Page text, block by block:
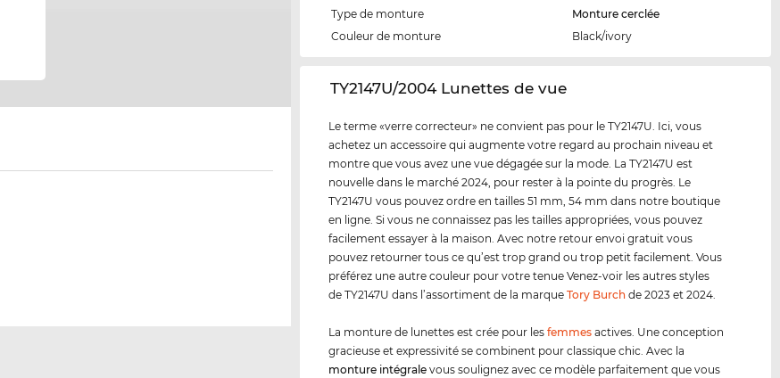
Type de monture
Monture cerclée
Couleur de monture
Black/ivory
‌TY2147U/2004 Lunettes de vue
Le terme «verre correcteur» ne convient pas pour le TY2147U. Ici, vous
achetez un accessoire qui augmente votre regard au prochain niveau et
montre que vous avez une vue dégagée sur la mode. La TY2147U est
nouvelle dans le marché 2024, pour rester à la pointe du progrès. Le
TY2147U vous pouvez ordre en tailles 51 mm, 54 mm dans notre boutique
en ligne. Si vous ne connaissez pas les tailles appropriées, vous pouvez
facilement essayer à la maison. Avec notre retour envoi gratuit vous
pouvez retourner tous ce qu’est trop grand ou trop petit facilement. Vous
préférez une autre couleur pour votre tenue Venez-voir les autres styles
de TY2147U dans l’assortiment de la marqueTory Burch de 2023 et 2024.
La monture de lunettes est crée pour lesfemmes actives. Une conception
gracieuse et expressivité se combinent pour classique chic. Avec la
monture intégrale vous soulignez avec ce modèle parfaitement que vous